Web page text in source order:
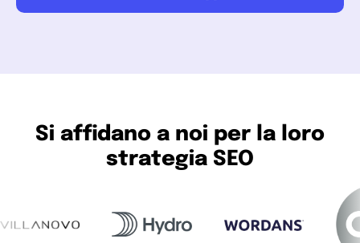
Si affidano a noi per la loro
strategia SEO